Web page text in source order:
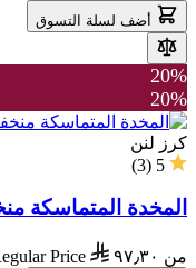
أضف لسلة التسوق
20%
20%
كرز لنن
5
(
3
)
المخدة المتماسكة
من ٩٧٫٣٠ Price